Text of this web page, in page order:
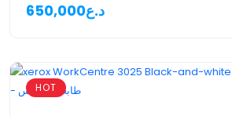
650,000د.ع
HOT